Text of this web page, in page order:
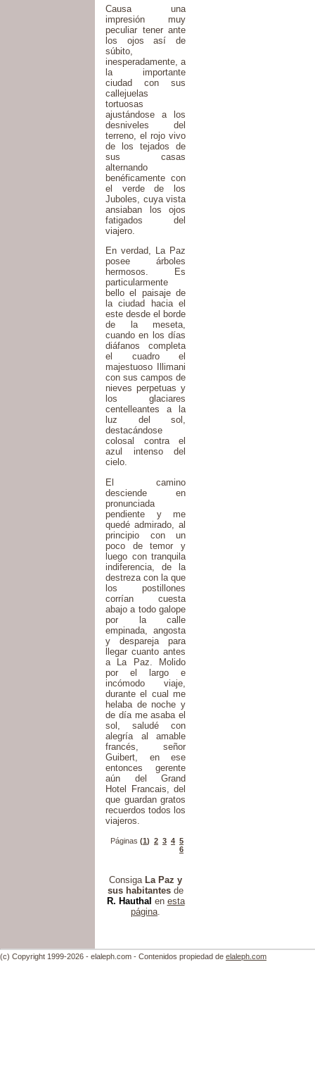
Causa una
impresión muy
peculiar tener ante
los ojos así de
súbito,
inesperadamente, a
la importante
ciudad con sus
callejuelas
tortuosas
ajustándose a los
desniveles del
terreno, el rojo vivo
de los tejados de
sus casas
alternando
benéficamente con
el verde de los
Juboles, cuya vista
ansiaban los ojos
fatigados del
viajero.
En verdad, La Paz
posee árboles
hermosos. Es
particularmente
bello el paisaje de
la ciudad hacia el
este desde el borde
de la meseta,
cuando en los días
diáfanos completa
el cuadro el
majestuoso Illimani
con sus campos de
nieves perpetuas y
los glaciares
centelleantes a la
luz del sol,
destacándose
colosal contra el
azul intenso del
cielo.
El camino
desciende en
pronunciada
pendiente y me
quedé admirado, al
principio con un
poco de temor y
luego con tranquila
indiferencia, de la
destreza con la que
los postillones
corrían cuesta
abajo a todo galope
por la calle
empinada, angosta
y despareja para
llegar cuanto antes
a La Paz. Molido
por el largo e
incómodo viaje,
durante el cual me
helaba de noche y
de día me asaba el
sol, saludé con
alegría al amable
francés, señor
Guibert, en ese
entonces gerente
aún del Grand
Hotel Francais, del
que guardan gratos
recuerdos todos los
viajeros.
Páginas (1) 2 3 4 5
6
Consiga La Paz y
sus habitantes de
R. Hauthal en esta
página.
(c) Copyright 1999-2026 - elaleph.com - Contenidos propiedad de elaleph.com